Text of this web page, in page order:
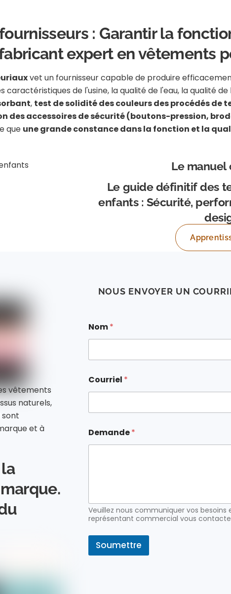
: Garantir la
expert en vêtements
vet un fournisseur capable de produire
de l'usine, la qualité de l'eau, la qualité de
, test de solidité des couleurs des procédés de
des accessoires de sécurité (boutons-pression,
que une grande constance dans la fonction et la
Le
Le guide définitif des
enfants : Sécurité,
vêtements
naturels,
sont
et à
NOUS ENVOYER UN
e
m
n
e
d
e
o
d
e
l
Nom*
Courriel *
Demande*
Veuillez nous communiquer vos
représentant commercial vous
Soumettre